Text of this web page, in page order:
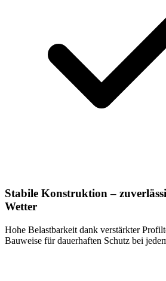
Stabile Konstruktion –
Wetter
Hohe Belastbarkeit dank verstärkter
Bauweise für dauerhaften Schutz bei